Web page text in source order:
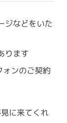
ジなどをいた
ります
ンのご契約
に来てくれ